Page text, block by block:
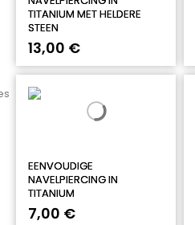
TITANIUM MET HELDERE
STEEN
13,00 €
EENVOUDIGE
NAVELPIERCING IN
TITANIUM
7,00 €